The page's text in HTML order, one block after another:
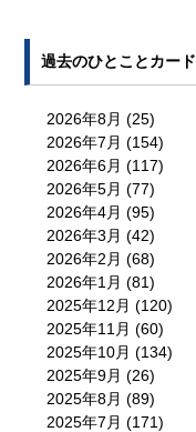
過去のひとことカード
2026年8月 (25)
2026年7月 (154)
2026年6月 (117)
2026年5月 (77)
2026年4月 (95)
2026年3月 (42)
2026年2月 (68)
2026年1月 (81)
2025年12月 (120)
2025年11月 (60)
2025年10月 (134)
2025年9月 (26)
2025年8月 (89)
2025年7月 (171)